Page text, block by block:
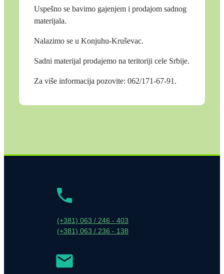
Uspešno se bavimo gajenjem i prodajom sadnog
materijala.
Nalazimo se u Konjuhu-Kruševac.
Sadni materijal prodajemo na teritoriji cele Srbije.
Za više informacija pozovite: 062/171-67-91.
(+381) 063 / 246 - 403
(+381) 063 / 236 - 138